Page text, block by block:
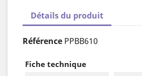
Détails du produit
Référence PPBB610
Fiche technique